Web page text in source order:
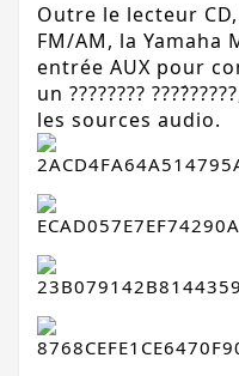
Outre le lecteur
FM/AM, la Yamaha
entrée AUX pour
un ????????
les sources audio.